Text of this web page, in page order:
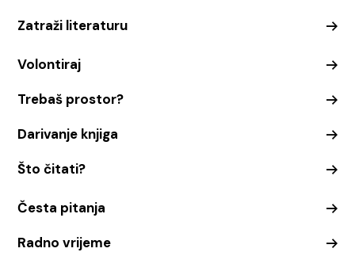
Zatraži literaturu
Volontiraj
Trebaš prostor?
Darivanje knjiga
Što čitati?
Česta pitanja
Radno vrijeme